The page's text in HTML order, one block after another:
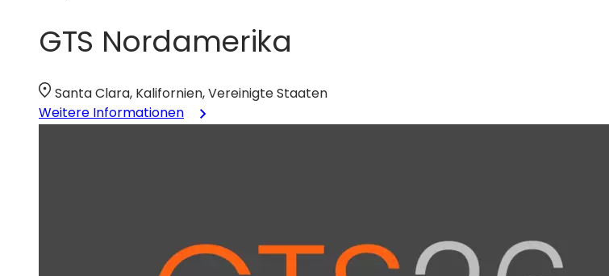
GTS Nordamerika
Santa Clara, Kalifornien, Vereinigte Staaten
Weitere Informationen: